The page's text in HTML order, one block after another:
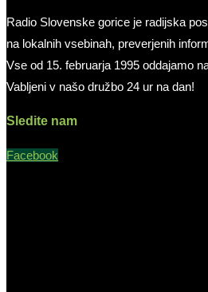
Radio Slovenske gorice je radijska
na lokalnih vsebinah, preverjenih
Vse od 15. februarja 1995 oddajamo
Vabljeni v našo družbo 24 ur na dan!
Sledite nam
Facebook